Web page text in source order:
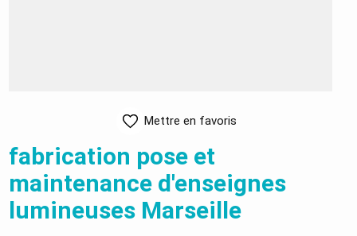
Mettre en favoris
fabrication pose et
maintenance d'enseignes
lumineuses Marseille